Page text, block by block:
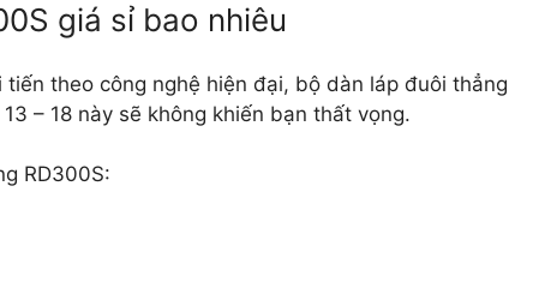
giá sỉ bao nhiêu
theo công nghệ hiện đại, bộ dàn láp đuôi thẳng
– 18 này sẽ không khiến bạn thất vọng.
RD300S: